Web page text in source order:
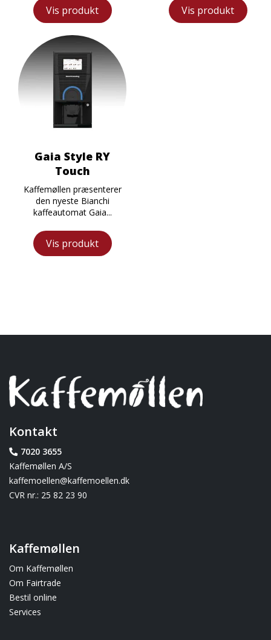
Vis produkt Vis produkt
Gaia Style RY
Touch
Kaffemøllen præsenterer
den nyeste Bianchi
kaffeautomat Gaia...
Vis produkt
Kontakt
7020 3655
Kaffemøllen A/S
kaffemoellen@kaffemoellen.dk
CVR nr.: 25 82 23 90
Kaffemøllen
Om Kaffemøllen
Om Fairtrade
Bestil online
Services